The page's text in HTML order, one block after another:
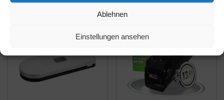
Ablehnen
Einstellungen ansehen
Prophete Aldi Bike,
passend zu...